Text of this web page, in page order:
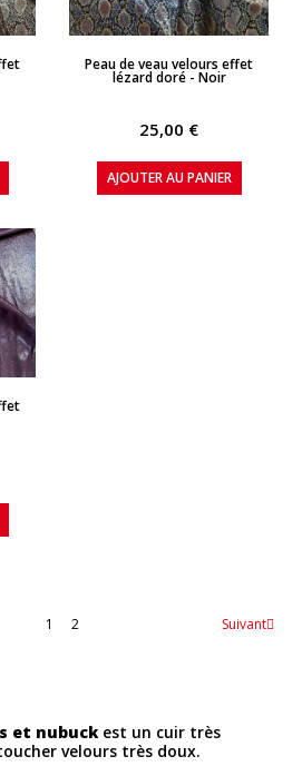
APERÇU RAPIDE
Peau de veau velours effet
lézard doré - Noir
25,00 €
AJOUTER AU PANIER
1 2 Suivant
et nubuckest un cuir très
velours très doux.